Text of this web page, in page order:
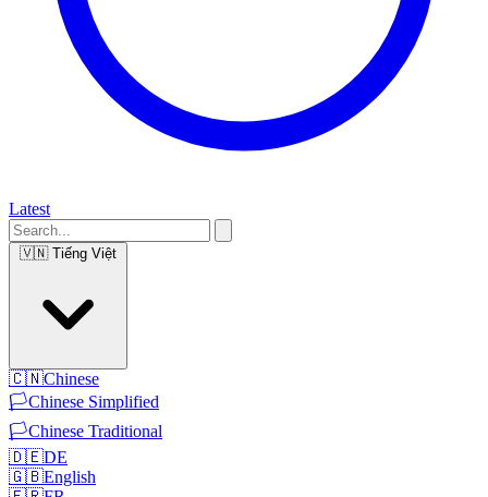
Latest
🇻🇳 Tiếng Việt
🇨🇳Chinese
🏳️Chinese Simplified
🏳️Chinese Traditional
🇩🇪DE
🇬🇧English